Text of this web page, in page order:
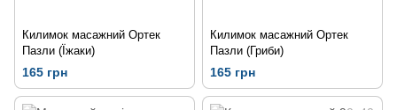
Килимок масажний Ортек
Пазли (Їжаки)
165 грн
Килимок масажний Ортек
Пазли (Гриби)
165 грн